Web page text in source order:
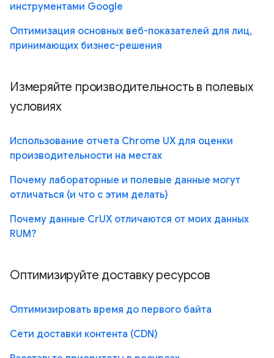
инструментами Google
Оптимизация основных веб-показателей для лиц,
принимающих бизнес-решения
Измеряйте производительность в полевых
условиях
Использование отчета Chrome UX для оценки
производительности на местах
Почему лабораторные и полевые данные могут
отличаться (и что с этим делать)
Почему данные CrUX отличаются от моих данных
RUM?
Оптимизируйте доставку ресурсов
Оптимизировать время до первого байта
Сети доставки контента (CDN)